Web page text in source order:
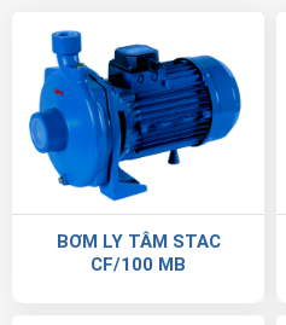
BƠM LY TÂM STAC
CF/100 MB